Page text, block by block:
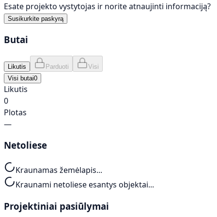
Esate projekto vystytojas ir norite atnaujinti informaciją?
Susikurkite paskyrą
Butai
Likutis Parduoti
Visi
Visi butai0
Likutis
0
Plotas
—
Netoliese
Kraunamas žemėlapis...
Kraunami netoliese esantys objektai...
Projektiniai pasiūlymai